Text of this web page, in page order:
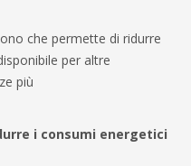
che permette di ridurre
per altre
più
i consumi energetici